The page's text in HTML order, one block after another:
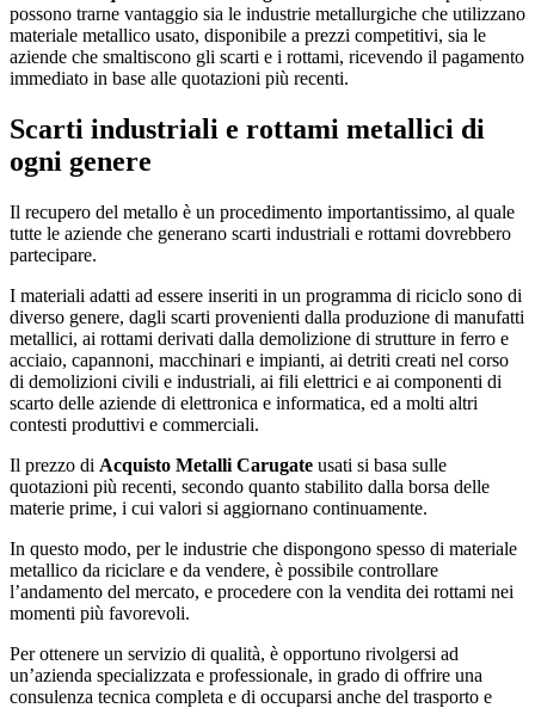
possono trarne vantaggio sia le industrie metallurgiche che utilizzano
materiale metallico usato, disponibile a prezzi competitivi, sia le
aziende che smaltiscono gli scarti e i rottami, ricevendo il pagamento
immediato in base alle quotazioni più recenti.
Scarti industriali e rottami metallici di
ogni genere
Il recupero del metallo è un procedimento importantissimo, al quale
tutte le aziende che generano scarti industriali e rottami dovrebbero
partecipare.
I materiali adatti ad essere inseriti in un programma di riciclo sono di
diverso genere, dagli scarti provenienti dalla produzione di manufatti
metallici, ai rottami derivati dalla demolizione di strutture in ferro e
acciaio, capannoni, macchinari e impianti, ai detriti creati nel corso
di demolizioni civili e industriali, ai fili elettrici e ai componenti di
scarto delle aziende di elettronica e informatica, ed a molti altri
contesti produttivi e commerciali.
Il prezzo di Acquisto Metalli Carugate usati si basa sulle
quotazioni più recenti, secondo quanto stabilito dalla borsa delle
materie prime, i cui valori si aggiornano continuamente.
In questo modo, per le industrie che dispongono spesso di materiale
metallico da riciclare e da vendere, è possibile controllare
l’andamento del mercato, e procedere con la vendita dei rottami nei
momenti più favorevoli.
Per ottenere un servizio di qualità, è opportuno rivolgersi ad
un’azienda specializzata e professionale, in grado di offrire una
consulenza tecnica completa e di occuparsi anche del trasporto e